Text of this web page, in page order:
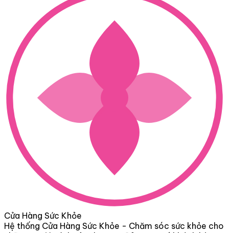
Cửa Hàng Sức Khỏe
Hệ thống Cửa Hàng Sức Khỏe - Chăm sóc sức khỏe cho